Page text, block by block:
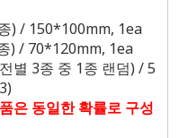
) / 150*100mm, 1ea
) / 70*120mm, 1ea
별 3종 중 1종 랜덤) / 5
은 동일한 확률로 구성